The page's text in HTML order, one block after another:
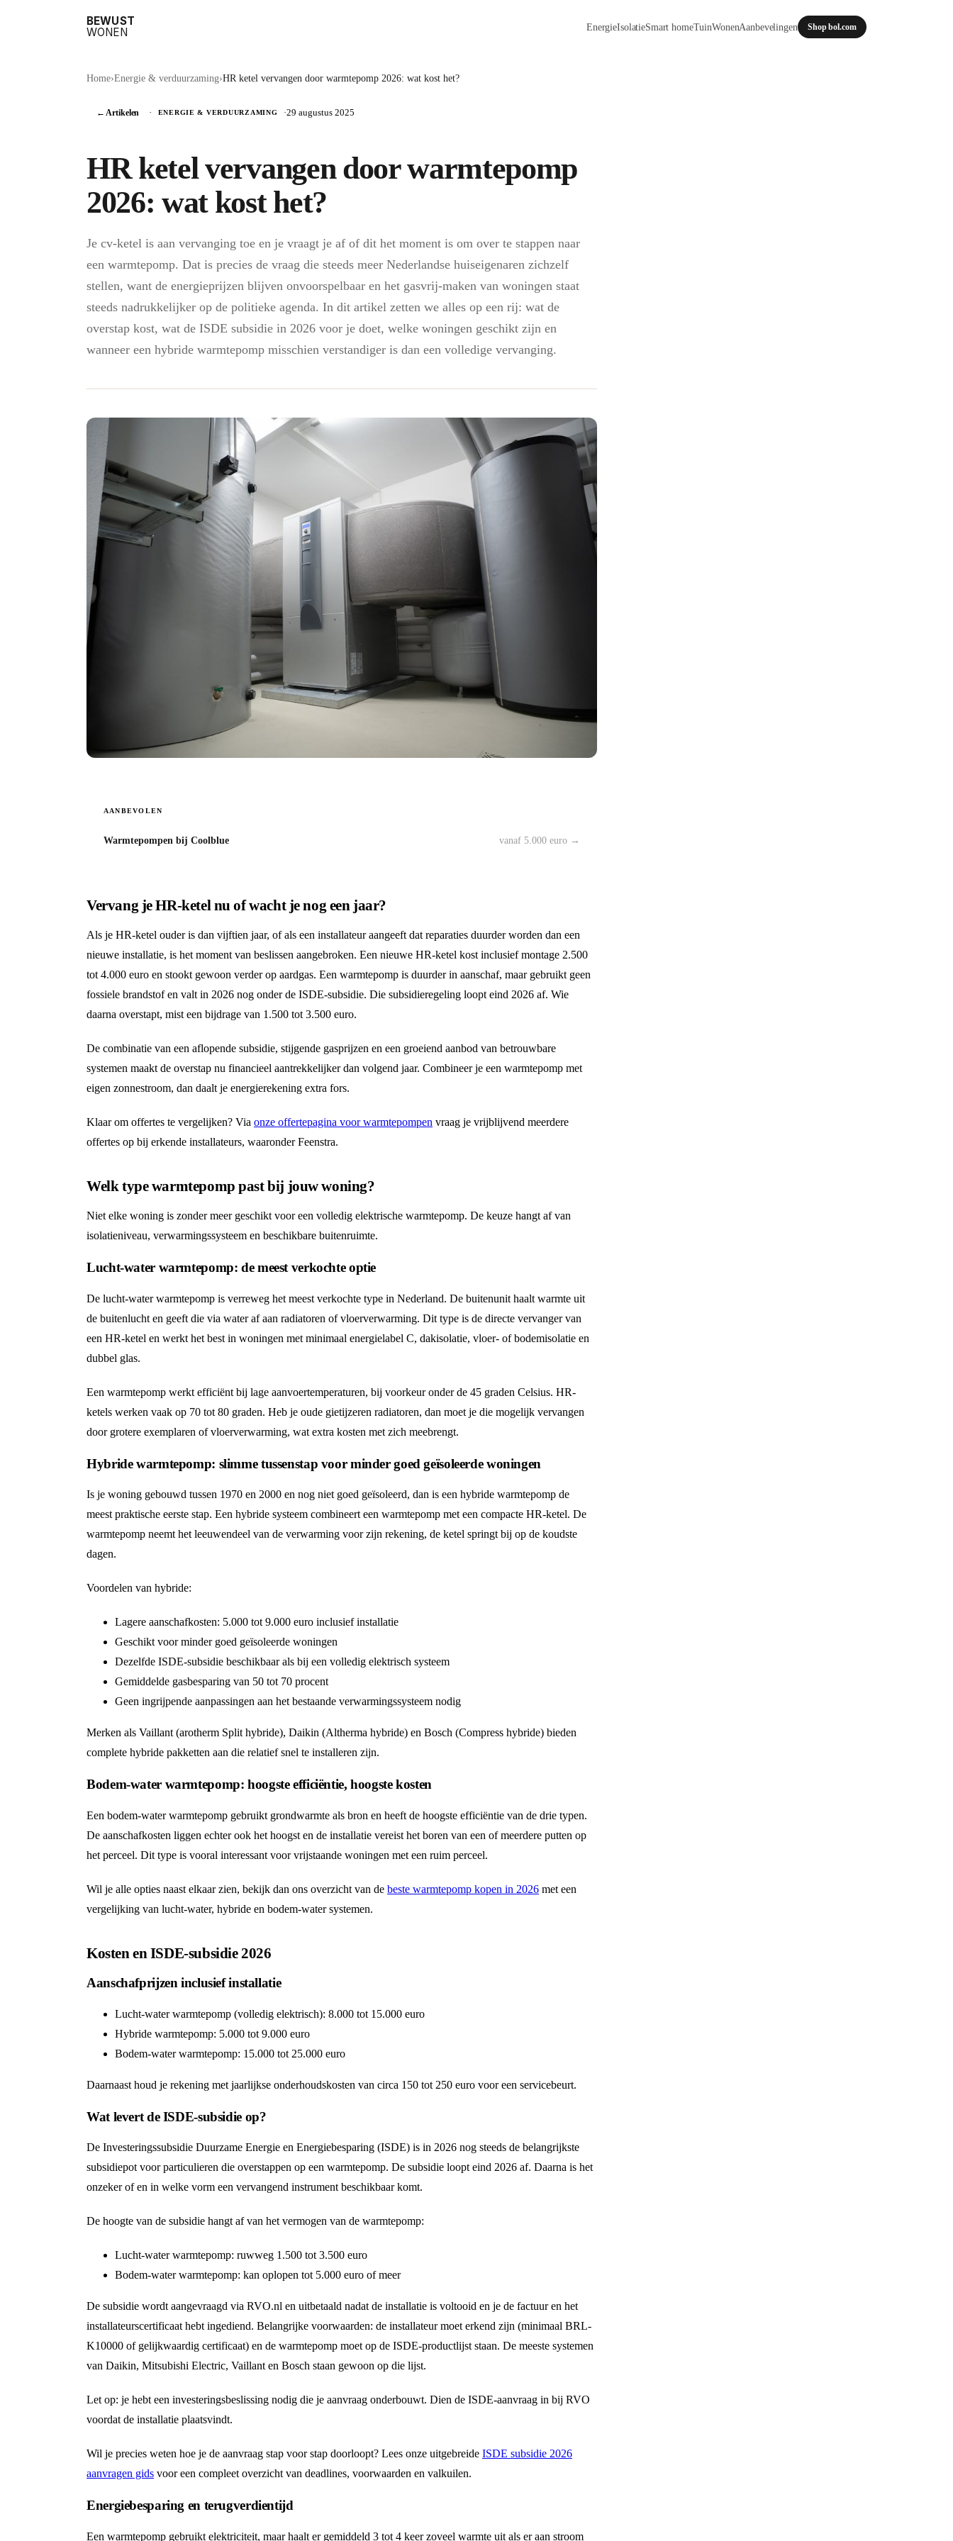
BEWUST
WONEN
EnergieIsolatieSmart homeTuinWonenAanbevelingen Shop bol.com
Home›Energie & verduurzaming›HR ketel vervangen door warmtepomp 2026: wat kost het?
← Artikelen · ENERGIE & VERDUURZAMING ·29 augustus 2025
HR ketel vervangen door warmtepomp
2026: wat kost het?
Je cv-ketel is aan vervanging toe en je vraagt je af of dit het moment is om over te stappen naar
een warmtepomp. Dat is precies de vraag die steeds meer Nederlandse huiseigenaren zichzelf
stellen, want de energieprijzen blijven onvoorspelbaar en het gasvrij-maken van woningen staat
steeds nadrukkelijker op de politieke agenda. In dit artikel zetten we alles op een rij: wat de
overstap kost, wat de ISDE subsidie in 2026 voor je doet, welke woningen geschikt zijn en
wanneer een hybride warmtepomp misschien verstandiger is dan een volledige vervanging.
AANBEVOLEN
Warmtepompen bij Coolblue vanaf 5.000 euro →
Vervang je HR-ketel nu of wacht je nog een jaar?
Als je HR-ketel ouder is dan vijftien jaar, of als een installateur aangeeft dat reparaties duurder worden dan een
nieuwe installatie, is het moment van beslissen aangebroken. Een nieuwe HR-ketel kost inclusief montage 2.500
tot 4.000 euro en stookt gewoon verder op aardgas. Een warmtepomp is duurder in aanschaf, maar gebruikt geen
fossiele brandstof en valt in 2026 nog onder de ISDE-subsidie. Die subsidieregeling loopt eind 2026 af. Wie
daarna overstapt, mist een bijdrage van 1.500 tot 3.500 euro.
De combinatie van een aflopende subsidie, stijgende gasprijzen en een groeiend aanbod van betrouwbare
systemen maakt de overstap nu financieel aantrekkelijker dan volgend jaar. Combineer je een warmtepomp met
eigen zonnestroom, dan daalt je energierekening extra fors.
Klaar om offertes te vergelijken? Via onze offertepagina voor warmtepompen vraag je vrijblijvend meerdere
offertes op bij erkende installateurs, waaronder Feenstra.
Welk type warmtepomp past bij jouw woning?
Niet elke woning is zonder meer geschikt voor een volledig elektrische warmtepomp. De keuze hangt af van
isolatieniveau, verwarmingssysteem en beschikbare buitenruimte.
Lucht-water warmtepomp: de meest verkochte optie
De lucht-water warmtepomp is verreweg het meest verkochte type in Nederland. De buitenunit haalt warmte uit
de buitenlucht en geeft die via water af aan radiatoren of vloerverwarming. Dit type is de directe vervanger van
een HR-ketel en werkt het best in woningen met minimaal energielabel C, dakisolatie, vloer- of bodemisolatie en
dubbel glas.
Een warmtepomp werkt efficiënt bij lage aanvoertemperaturen, bij voorkeur onder de 45 graden Celsius. HR-
ketels werken vaak op 70 tot 80 graden. Heb je oude gietijzeren radiatoren, dan moet je die mogelijk vervangen
door grotere exemplaren of vloerverwarming, wat extra kosten met zich meebrengt.
Hybride warmtepomp: slimme tussenstap voor minder goed geïsoleerde woningen
Is je woning gebouwd tussen 1970 en 2000 en nog niet goed geïsoleerd, dan is een hybride warmtepomp de
meest praktische eerste stap. Een hybride systeem combineert een warmtepomp met een compacte HR-ketel. De
warmtepomp neemt het leeuwendeel van de verwarming voor zijn rekening, de ketel springt bij op de koudste
dagen.
Voordelen van hybride:
Lagere aanschafkosten: 5.000 tot 9.000 euro inclusief installatie
Geschikt voor minder goed geïsoleerde woningen
Dezelfde ISDE-subsidie beschikbaar als bij een volledig elektrisch systeem
Gemiddelde gasbesparing van 50 tot 70 procent
Geen ingrijpende aanpassingen aan het bestaande verwarmingssysteem nodig
Merken als Vaillant (arotherm Split hybride), Daikin (Altherma hybride) en Bosch (Compress hybride) bieden
complete hybride pakketten aan die relatief snel te installeren zijn.
Bodem-water warmtepomp: hoogste efficiëntie, hoogste kosten
Een bodem-water warmtepomp gebruikt grondwarmte als bron en heeft de hoogste efficiëntie van de drie typen.
De aanschafkosten liggen echter ook het hoogst en de installatie vereist het boren van een of meerdere putten op
het perceel. Dit type is vooral interessant voor vrijstaande woningen met een ruim perceel.
Wil je alle opties naast elkaar zien, bekijk dan ons overzicht van de beste warmtepomp kopen in 2026 met een
vergelijking van lucht-water, hybride en bodem-water systemen.
Kosten en ISDE-subsidie 2026
Aanschafprijzen inclusief installatie
Lucht-water warmtepomp (volledig elektrisch): 8.000 tot 15.000 euro
Hybride warmtepomp: 5.000 tot 9.000 euro
Bodem-water warmtepomp: 15.000 tot 25.000 euro
Daarnaast houd je rekening met jaarlijkse onderhoudskosten van circa 150 tot 250 euro voor een servicebeurt.
Wat levert de ISDE-subsidie op?
De Investeringssubsidie Duurzame Energie en Energiebesparing (ISDE) is in 2026 nog steeds de belangrijkste
subsidiepot voor particulieren die overstappen op een warmtepomp. De subsidie loopt eind 2026 af. Daarna is het
onzeker of en in welke vorm een vervangend instrument beschikbaar komt.
De hoogte van de subsidie hangt af van het vermogen van de warmtepomp:
Lucht-water warmtepomp: ruwweg 1.500 tot 3.500 euro
Bodem-water warmtepomp: kan oplopen tot 5.000 euro of meer
De subsidie wordt aangevraagd via RVO.nl en uitbetaald nadat de installatie is voltooid en je de factuur en het
installateurscertificaat hebt ingediend. Belangrijke voorwaarden: de installateur moet erkend zijn (minimaal BRL-
K10000 of gelijkwaardig certificaat) en de warmtepomp moet op de ISDE-productlijst staan. De meeste systemen
van Daikin, Mitsubishi Electric, Vaillant en Bosch staan gewoon op die lijst.
Let op: je hebt een investeringsbeslissing nodig die je aanvraag onderbouwt. Dien de ISDE-aanvraag in bij RVO
voordat de installatie plaatsvindt.
Wil je precies weten hoe je de aanvraag stap voor stap doorloopt? Lees onze uitgebreide ISDE subsidie 2026
aanvragen gids voor een compleet overzicht van deadlines, voorwaarden en valkuilen.
Energiebesparing en terugverdientijd
Een warmtepomp gebruikt elektriciteit, maar haalt er gemiddeld 3 tot 4 keer zoveel warmte uit als er aan stroom